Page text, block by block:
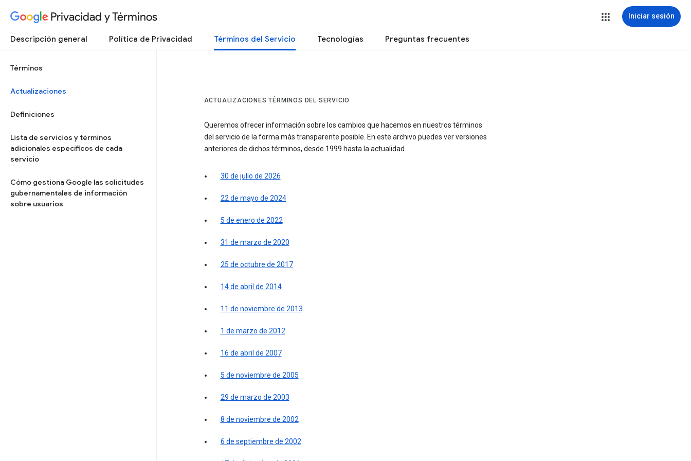
Privacidad y Términos Iniciar sesión
Descripción general Política de Privacidad Términos del Servicio Tecnologías Preguntas frecuentes
Términos
Actualizaciones
Definiciones
Lista de servicios y términos
adicionales específicos de cada
servicio
Cómo gestiona Google las solicitudes
gubernamentales de información
sobre usuarios
ACTUALIZACIONES TÉRMINOS DEL SERVICIO
Queremos ofrecer información sobre los cambios que hacemos en nuestros términos
del servicio de la forma más transparente posible. En este archivo puedes ver versiones
anteriores de dichos términos, desde 1999 hasta la actualidad.
30 de julio de 2026
22 de mayo de 2024
5 de enero de 2022
31 de marzo de 2020
25 de octubre de 2017
14 de abril de 2014
11 de noviembre de 2013
1 de marzo de 2012
16 de abril de 2007
5 de noviembre de 2005
29 de marzo de 2003
8 de noviembre de 2002
6 de septiembre de 2002